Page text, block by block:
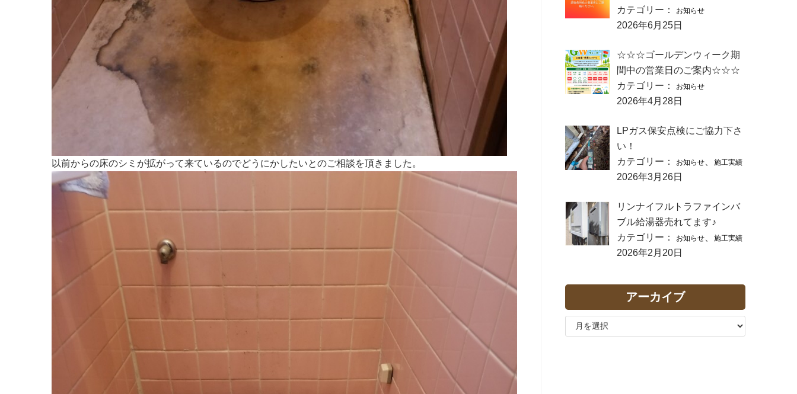
以前からの床のシミが拡がって来ているのでどうにかしたいとのご相談を頂きました。
カテゴリー：
お知らせ
2026年6月25日
☆☆☆ゴールデンウィーク期
間中の営業日のご案内☆☆☆
カテゴリー：
お知らせ
2026年4月28日
LPガス保安点検にご協力下さ
い！
カテゴリー：
お知らせ 施工実績
2026年3月26日
リンナイフルトラファインバ
ブル給湯器売れてます♪
カテゴリー：
お知らせ 施工実績
2026年2月20日
アーカイブ